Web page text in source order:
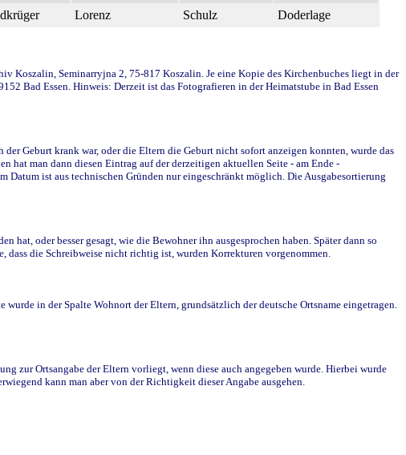
Lorenz Schulz Doderlage
Koszalin, Seminarryjna 2, 75-817 Koszalin. Je eine Kopie des Kirchenbuches liegt in der
Bad Essen. Hinweis: Derzeit ist das Fotografieren in der Heimatstube in Bad Essen
Geburt krank war, oder die Eltern die Geburt nicht sofort anzeigen konnten, wurde das
hat man dann diesen Eintrag auf der derzeitigen aktuellen Seite - am Ende -
ist aus technischen Gründen nur eingeschränkt möglich. Die Ausgabesortierung
oder besser gesagt, wie die Bewohner ihn ausgesprochen haben. Später dann so
die Schreibweise nicht richtig ist, wurden Korrekturen vorgenommen.
in der Spalte Wohnort der Eltern, grundsätzlich der deutsche Ortsname eingetragen.
zur Ortsangabe der Eltern vorliegt, wenn diese auch angegeben wurde. Hierbei wurde
kann man aber von der Richtigkeit dieser Angabe ausgehen.